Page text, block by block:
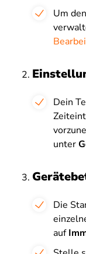
Um
Dein
unter
Die
auf